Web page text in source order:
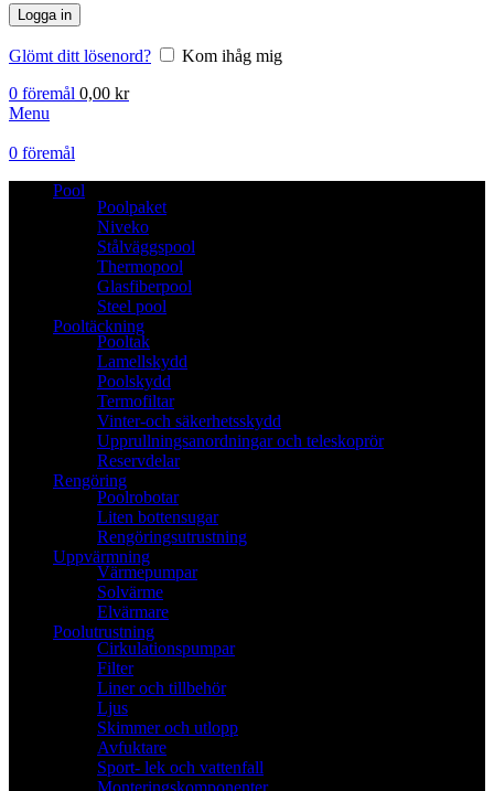
Logga in
Glömt ditt lösenord?
Kom ihåg mig
0 föremål 0,00 kr
Menu
0 föremål
Pool
Poolpaket
Niveko
Stålväggspool
Thermopool
Glasfiberpool
Steel pool
Pooltäckning
Pooltak
Lamellskydd
Poolskydd
Termofiltar
Vinter-och säkerhetsskydd
Upprullningsanordningar och teleskoprör
Reservdelar
Rengöring
Poolrobotar
Liten bottensugar
Rengöringsutrustning
Uppvärmning
Värmepumpar
Solvärme
Elvärmare
Poolutrustning
Cirkulationspumpar
Filter
Liner och tillbehör
Ljus
Skimmer och utlopp
Avfuktare
Sport- lek och vattenfall
Monteringskomponenter